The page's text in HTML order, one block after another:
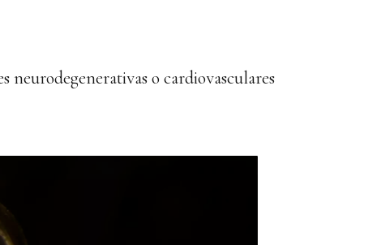
o cardiovasculares